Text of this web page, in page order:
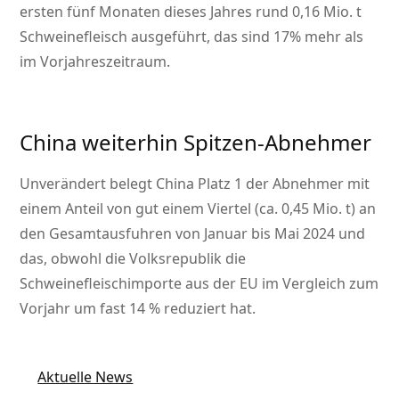
ersten fünf Monaten dieses Jahres rund 0,16 Mio. t
Schweinefleisch ausgeführt, das sind 17% mehr als
im Vorjahreszeitraum.
China weiterhin Spitzen-Abnehmer
Unverändert belegt China Platz 1 der Abnehmer mit
einem Anteil von gut einem Viertel (ca. 0,45 Mio. t) an
den Gesamtausfuhren von Januar bis Mai 2024 und
das, obwohl die Volksrepublik die
Schweinefleischimporte aus der EU im Vergleich zum
Vorjahr um fast 14 % reduziert hat.
Aktuelle News